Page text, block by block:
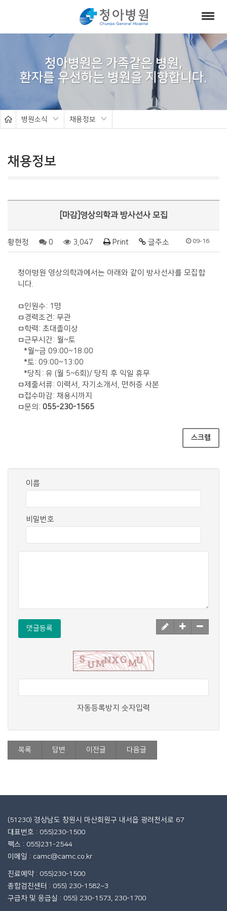
얼
청아병원은 가족같은 병원,
병원소식 채용정보
채용정보
[마감]영상의학과 방사선사 모집
황현정 0 3,047 Print 글주소 09-16
청아병원 영상의학과에서는 아래와 같이 방사선사를 모집합
니다.
ㅁ인원수: 1명
ㅁ경력조건: 무관
ㅁ학력: 초대졸이상
ㅁ근무시간: 월~토
*월~금 09:00~18:00
*토: 09:00~13:00
*당직: 유 (월 5~6회)/ 당직 후 익일 휴무
ㅁ제출서류: 이력서, 자기소개서, 면허증 사본
ㅁ접수마감: 채용시까지
ㅁ문의: 055-230-1565
스크랩
이름
비밀번호
댓글등록
자동등록방지 숫자입력
목록 답변 이전글 다음글
(51230) 경상남도 창원시 마산회원구 내서읍 광려천서로 67
대표번호 : 055)230-1500
팩스 : 055)231-2544
이메일 : camc@camc.co.kr
진료예약 : 055)230-1500
종합검진센터 : 055) 230-1582~3
구급차 및 응급실 : 055) 230-1573, 230-1700